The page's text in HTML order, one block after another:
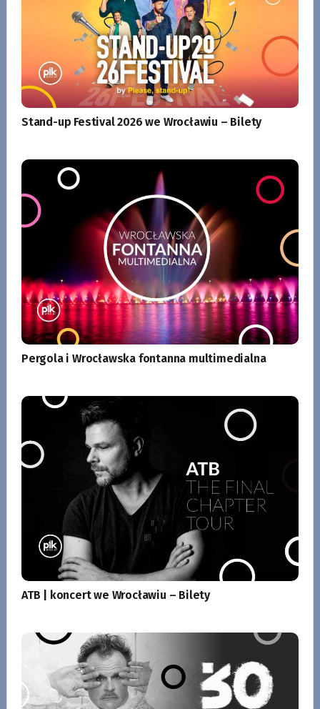
Stand-up Festival 2026 we Wrocławiu – Bilety
Pergola i Wrocławska fontanna multimedialna
ATB | koncert we Wrocławiu – Bilety